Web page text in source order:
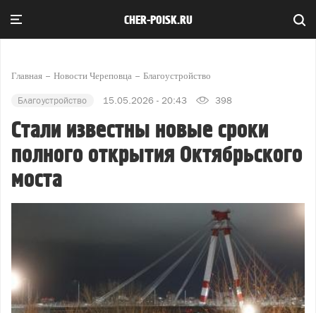
CHER-POISK.RU
Главная Новости Череповца Благоустройство
Благоустройство 15.05.2026 - 20:43 398
Стали известны новые сроки
полного открытия Октябрьского
моста